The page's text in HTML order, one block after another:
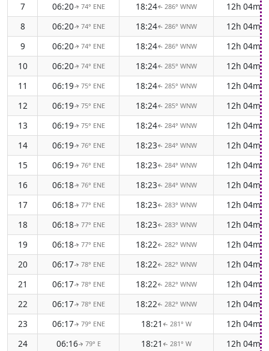
7
06:20↑ 74° ENE 18:24↑ 286° WNW
12h 04m
8
06:20↑ 74° ENE 18:24↑ 286° WNW
12h 04m
9
06:20↑ 74° ENE 18:24↑ 286° WNW
12h 04m
10
06:20↑ 74° ENE 18:24↑ 285° WNW
12h 04m
11
06:19↑ 75° ENE 18:24↑ 285° WNW
12h 04m
12
06:19↑ 75° ENE 18:24↑ 285° WNW
12h 04m
13
06:19↑ 75° ENE 18:24↑ 284° WNW
12h 04m
14
06:19↑ 76° ENE 18:23↑ 284° WNW
12h 04m
15
06:19↑ 76° ENE 18:23↑ 284° WNW
12h 04m
16
06:18↑ 76° ENE 18:23↑ 284° WNW
12h 04m
17
06:18↑ 77° ENE 18:23↑ 283° WNW
12h 04m
18
06:18↑ 77° ENE 18:23↑ 283° WNW
12h 04m
19
06:18↑ 77° ENE 18:22↑ 282° WNW
12h 04m
20
06:17↑ 78° ENE 18:22↑ 282° WNW
12h 04m
21
06:17↑ 78° ENE 18:22↑ 282° WNW
12h 04m
22
06:17↑ 78° ENE 18:22↑ 282° WNW
12h 04m
23
06:17↑ 79° ENE 18:21 ↑ 281° W
12h 04m
24
06:16↑ 79° E 18:21 ↑ 281° W 12h 04m